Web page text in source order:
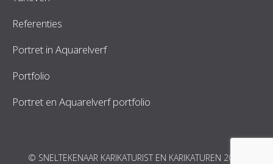
Referenties
Portret in Aquarelverf
Portfolio
Portret en Aquarelverf portfolio
© SNELTEKENAAR KARIKATURIST EN KARIKATUREN 2026.